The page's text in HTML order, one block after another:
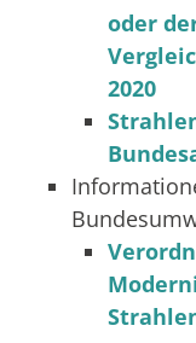
oder
2020
V